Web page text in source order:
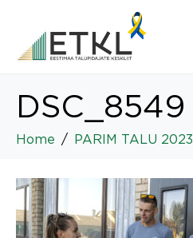
DSC_8549
Home PARIM TALU 2023